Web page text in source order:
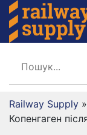
Railway Supply »
Копенгаген